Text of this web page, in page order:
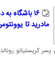
۱۶ باشگاه
مادرید تا
کریستیانو